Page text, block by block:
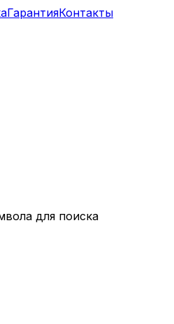
ГарантияКонтакты
для поиска